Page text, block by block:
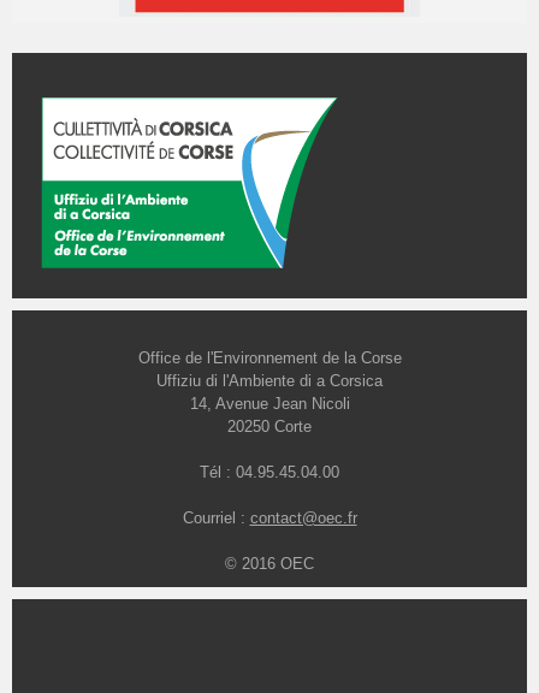
Office de l'Environnement de la Corse
Uffiziu di l'Ambiente di a Corsica
14, Avenue Jean Nicoli
20250 Corte
Tél : 04.95.45.04.00
Courriel : contact@oec.fr
© 2016 OEC